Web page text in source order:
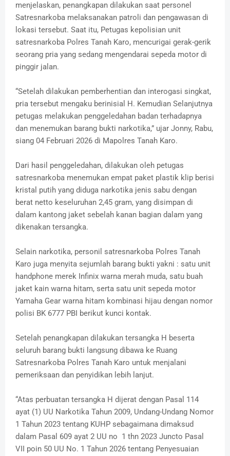
menjelaskan, penangkapan dilakukan saat personel
Satresnarkoba melaksanakan patroli dan pengawasan di
lokasi tersebut. Saat itu, Petugas kepolisian unit
satresnarkoba Polres Tanah Karo, mencurigai gerak-gerik
seorang pria yang sedang mengendarai sepeda motor di
pinggir jalan.
“Setelah dilakukan pemberhentian dan interogasi singkat,
pria tersebut mengaku berinisial H. Kemudian Selanjutnya
petugas melakukan penggeledahan badan terhadapnya
dan menemukan barang bukti narkotika,” ujar Jonny, Rabu,
siang 04 Februari 2026 di Mapolres Tanah Karo.
Dari hasil penggeledahan, dilakukan oleh petugas
satresnarkoba menemukan empat paket plastik klip berisi
kristal putih yang diduga narkotika jenis sabu dengan
berat netto keseluruhan 2,45 gram, yang disimpan di
dalam kantong jaket sebelah kanan bagian dalam yang
dikenakan tersangka.
Selain narkotika, personil satresnarkoba Polres Tanah
Karo juga menyita sejumlah barang bukti yakni : satu unit
handphone merek Infinix warna merah muda, satu buah
jaket kain warna hitam, serta satu unit sepeda motor
Yamaha Gear warna hitam kombinasi hijau dengan nomor
polisi BK 6777 PBI berikut kunci kontak.
Setelah penangkapan dilakukan tersangka H beserta
seluruh barang bukti langsung dibawa ke Ruang
Satresnarkoba Polres Tanah Karo untuk menjalani
pemeriksaan dan penyidikan lebih lanjut.
“Atas perbuatan tersangka H dijerat dengan Pasal 114
ayat (1) UU Narkotika Tahun 2009, Undang-Undang Nomor
1 Tahun 2023 tentang KUHP sebagaimana dimaksud
dalam Pasal 609 ayat 2 UU no 1 thn 2023 Juncto Pasal
VII poin 50 UU No. 1 Tahun 2026 tentang Penyesuaian